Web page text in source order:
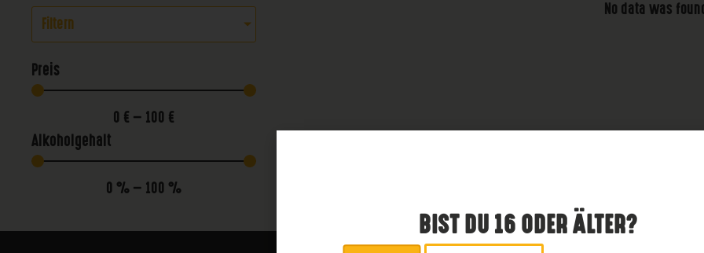
Filtern
Preis
0 € — 100 €
Alkoholgehalt
0 % — 100 %
No data was found
BIST DU 16 ODER ÄLTER?